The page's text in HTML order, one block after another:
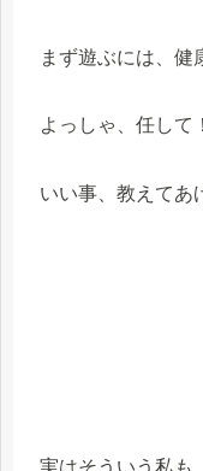
まず遊ぶには、健
よっしゃ、任して！
いい事、教えてあ